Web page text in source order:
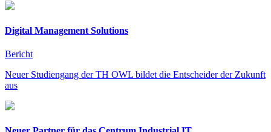
Digital Management Solutions
Bericht
Neuer Studiengang der TH OWL bildet die Entscheider der Zukunft
aus